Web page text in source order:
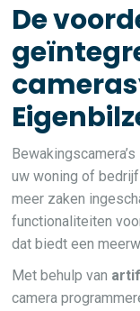
De
uw woning of
meer zaken
functionaliteiten
dat biedt een
Met behulp van
camera